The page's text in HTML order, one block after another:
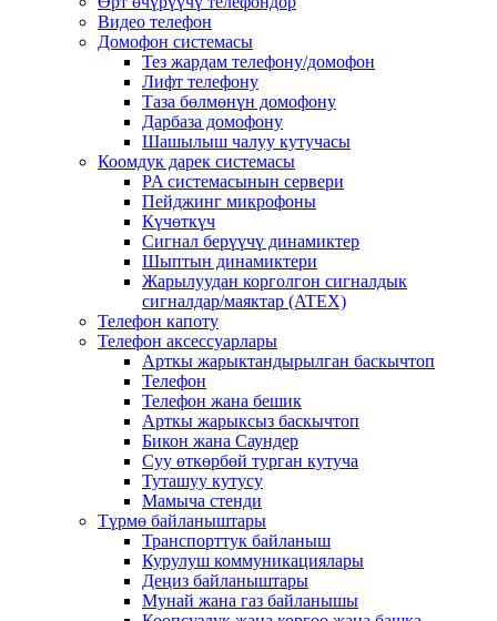
Видео телефон
Домофон системасы
Тез жардам телефону/домофон
Лифт телефону
Таза бөлмөнүн домофону
Дарбаза домофону
Шашылыш чалуу кутучасы
Коомдук дарек системасы
PA системасынын сервери
Пейджинг микрофоны
Күчөткүч
Сигнал берүүчү динамиктер
Шыптын динамиктери
Жарылуудан корголгон сигналдык
сигналдар/маяктар (ATEX)
Телефон капоту
Телефон аксессуарлары
Арткы жарыктандырылган баскычтоп
Телефон
Телефон жана бешик
Арткы жарыксыз баскычтоп
Бикон жана Саундер
Суу өткөрбөй турган кутуча
Туташуу кутусу
Мамыча стенди
Түрмө байланыштары
Транспорттук байланыш
Курулуш коммуникациялары
Деңиз байланыштары
Мунай жана газ байланышы